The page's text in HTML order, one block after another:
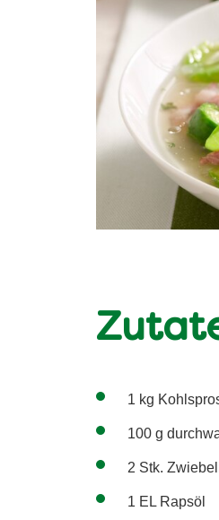
1 kg
100 g
2 Stk.
1 EL Rapsöl